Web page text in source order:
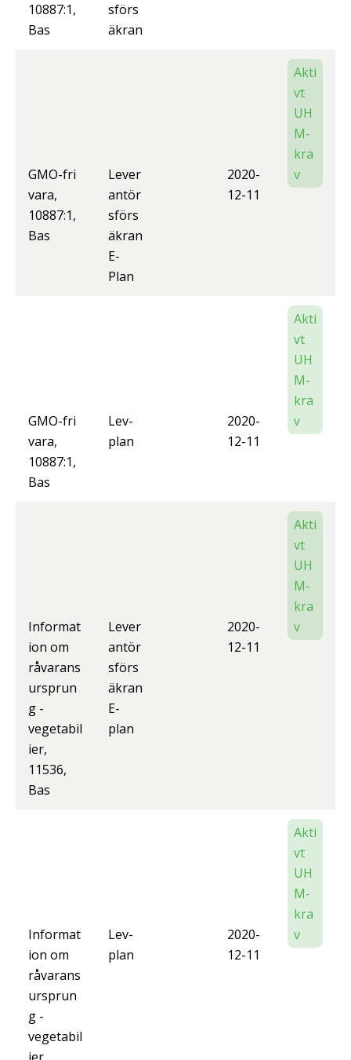
10887:1,
Bas
sförs
äkran
GMO-fri
vara,
10887:1,
Bas
Lever
antör
sförs
äkran
E-
Plan
2020-
12-11
Akti
vt
UH
M-
kra
v
GMO-fri
vara,
10887:1,
Bas
Lev-
plan
2020-
12-11
Akti
vt
UH
M-
kra
v
Informat
ion om
råvarans
ursprun
g -
vegetabil
ier,
11536,
Bas
Lever
antör
sförs
äkran
E-
plan
2020-
12-11
Akti
vt
UH
M-
kra
v
Informat
ion om
råvarans
ursprun
g -
vegetabil
Lev-
plan
2020-
12-11
Akti
vt
UH
M-
kra
v